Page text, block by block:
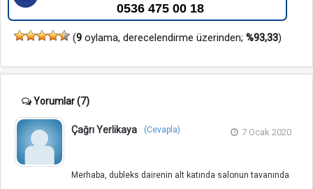
0536 475 00 18
(9oylama, derecelendirme üzerinden; %93,33)
Yorumlar(7)
Çağrı Yerlikaya 7 Ocak 2020
(Cevapla)
Merhaba, dubleks dairenin alt katında salonun tavanında